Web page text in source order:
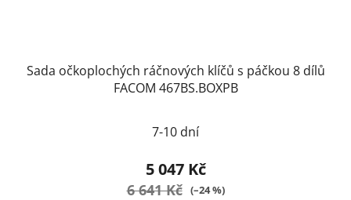
Sada očkoplochých ráčnových klíčů s páčkou 8 dílů
FACOM 467BS.BOXPB
hodnocení
produktu
je
7-10 dní
5 047 Kč
6 641 Kč (–24 %)